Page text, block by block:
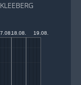
18.08. 19.08.